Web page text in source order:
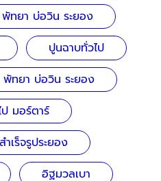
ทยา บ่อวิน ระยอง
ปูนฉาบทั่วไป
ทยา บ่อวิน ระยอง
มอร์ตาร์
เร็จรูประยอง
อิฐมวลเบา